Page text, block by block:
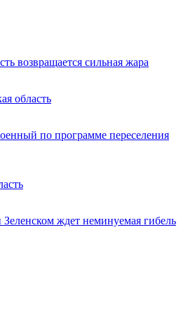
возвращается сильная жара
область
по программе переселения
ждет неминуемая гибель